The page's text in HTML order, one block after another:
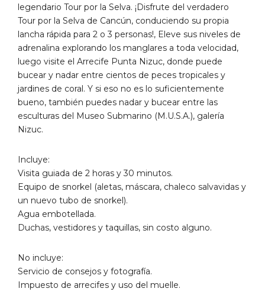
legendario Tour por la Selva. ¡Disfrute del verdadero
Tour por la Selva de Cancún, conduciendo su propia
lancha rápida para 2 o 3 personas!, Eleve sus niveles de
adrenalina explorando los manglares a toda velocidad,
luego visite el Arrecife Punta Nizuc, donde puede
bucear y nadar entre cientos de peces tropicales y
jardines de coral. Y si eso no es lo suficientemente
bueno, también puedes nadar y bucear entre las
esculturas del Museo Submarino (M.U.S.A.), galería
Nizuc.
Incluye:
Visita guiada de 2 horas y 30 minutos.
Equipo de snorkel (aletas, máscara, chaleco salvavidas y
un nuevo tubo de snorkel).
Agua embotellada.
Duchas, vestidores y taquillas, sin costo alguno.
No incluye:
Servicio de consejos y fotografía.
Impuesto de arrecifes y uso del muelle.